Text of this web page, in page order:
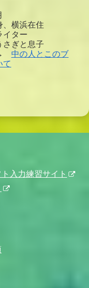
、横浜在住
イター
さぎと息子
中の人とこのブ
て
入力練習サイト